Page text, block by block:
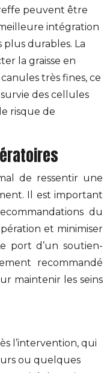
peuvent être
intégration
plus durables. La
la graisse en
très fines, ce
des cellules
risque de
de ressentir une
Il est important
du
et minimiser
port d’un soutien-
recommandé
maintenir les seins
l’intervention, qui
ou quelques